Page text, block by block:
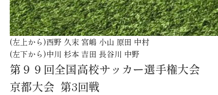
(左上から)西野 久末 宮嶋 小山 原田 中村
(左下から)中川 杉本 吉田 長谷川 中野
第９９回全国高校サッカー選手権大会
京都大会 第3回戦